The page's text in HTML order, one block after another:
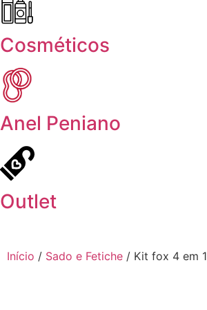
Cosméticos
Anel Peniano
Outlet
Início / Sado e Fetiche / Kit fox 4 em 1